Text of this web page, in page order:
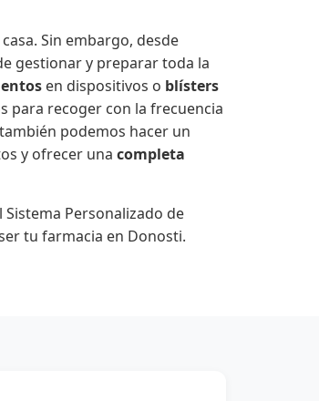
Sin embargo, desde
gestionar y preparar toda la
en dispositivos o blísters
para recoger con la frecuencia
podemos hacer un
y ofrecer una completa
Personalizado de
tu farmacia en Donosti.